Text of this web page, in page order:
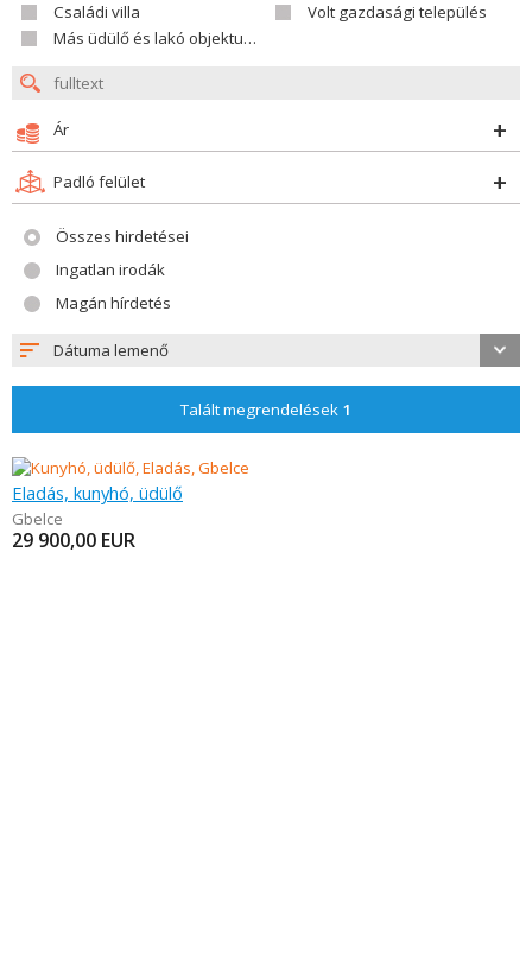
Családi villa
Volt gazdasági település
Más üdülő és lakó objektumok
Ár
Padló felület
Összes hirdetései
Ingatlan irodák
Magán hírdetés
Dátuma lemenő
Talált megrendelések 1
Eladás, kunyhó, üdülő
Gbelce
29 900,00 EUR